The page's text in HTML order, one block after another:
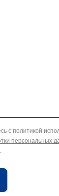
с политикой
персональных
.